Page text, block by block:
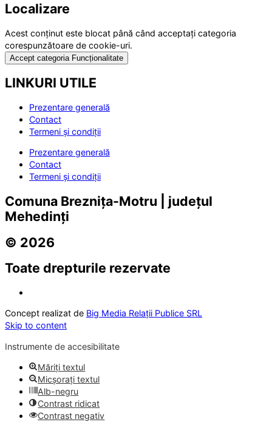
Localizare
Acest conținut este blocat până când acceptați categoria
corespunzătoare de cookie-uri.
Accept categoria Funcționalitate
LINKURI UTILE
Prezentare generală
Contact
Termeni și condiții
Prezentare generală
Contact
Termeni și condiții
Comuna Breznița-Motru | județul
Mehedinți
© 2026
Toate drepturile rezervate
Concept realizat de Big Media Relații Publice SRL
Skip to content
Instrumente de accesibilitate
Măriți textul
Micșorați textul
Alb-negru
Contrast ridicat
Contrast negativ